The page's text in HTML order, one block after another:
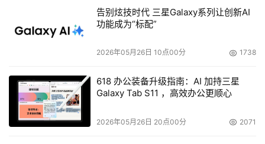
建。系统内部采用了独特的HotScale技术和DCE确保系统
在线的容量扩展、Raid级别变更，并且可以在线升级
Firmware。COD技术将配置信息保存在每块硬盘上。
Java 图形界面的动态存储管理软件SANtricity可以通过
SAN或LAN在单一地点对多套不同的联想SureFibre存储系
统进行配置、监控和在线管理。其中SANshare分区功能可
告别炫技时代 三星Galaxy系列让创新AI
功能成为“标配”
2026年05月26日 10点00分 1738
618 办公装备升级指南：AI 加持三星
Galaxy Tab S11 ，高效办公更顺心
2026年05月26日 20点00分 2071